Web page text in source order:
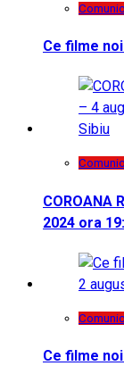
Ce filme
COROANA
2024 ora
Ce filme